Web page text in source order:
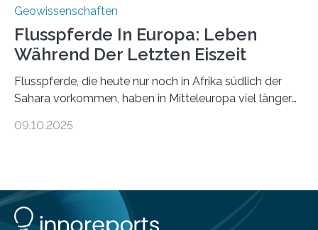
Geowissenschaften
Flusspferde In Europa: Leben
Während Der Letzten Eiszeit
Flusspferde, die heute nur noch in Afrika südlich der
Sahara vorkommen, haben in Mitteleuropa viel länger
Knochenfunden zeigen, dass Flusspferde noch vor
Universität Potsdam und die Reiss-Engelhorn-Museen
Mannheim mit dem Curt-Engelhorn-Zentrum
09.10.2025